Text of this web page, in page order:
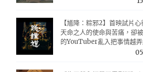
【馗降：粽邪2】首映試片
天命之人的使命與苦痛，卻
的YouTuber亂入把事情越弄